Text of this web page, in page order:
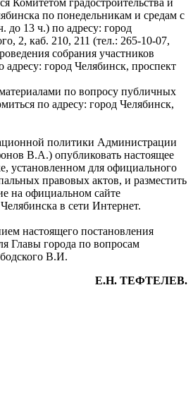
по понедельникам и средам с
до 13 ч.) по адресу: город
2, каб. 210, 211 (тел.: 265-10-07,
собрания участников
город Челябинск, проспект
по вопросу публичных
по адресу: город Челябинск,
политики Администрации
В.А.) опубликовать настоящее
установленном для официального
правовых актов, и разместить
на официальном сайте
в сети Интернет.
настоящего постановления
Главы города по вопросам
В.И.
Е.Н. ТЕФТЕЛЕВ.